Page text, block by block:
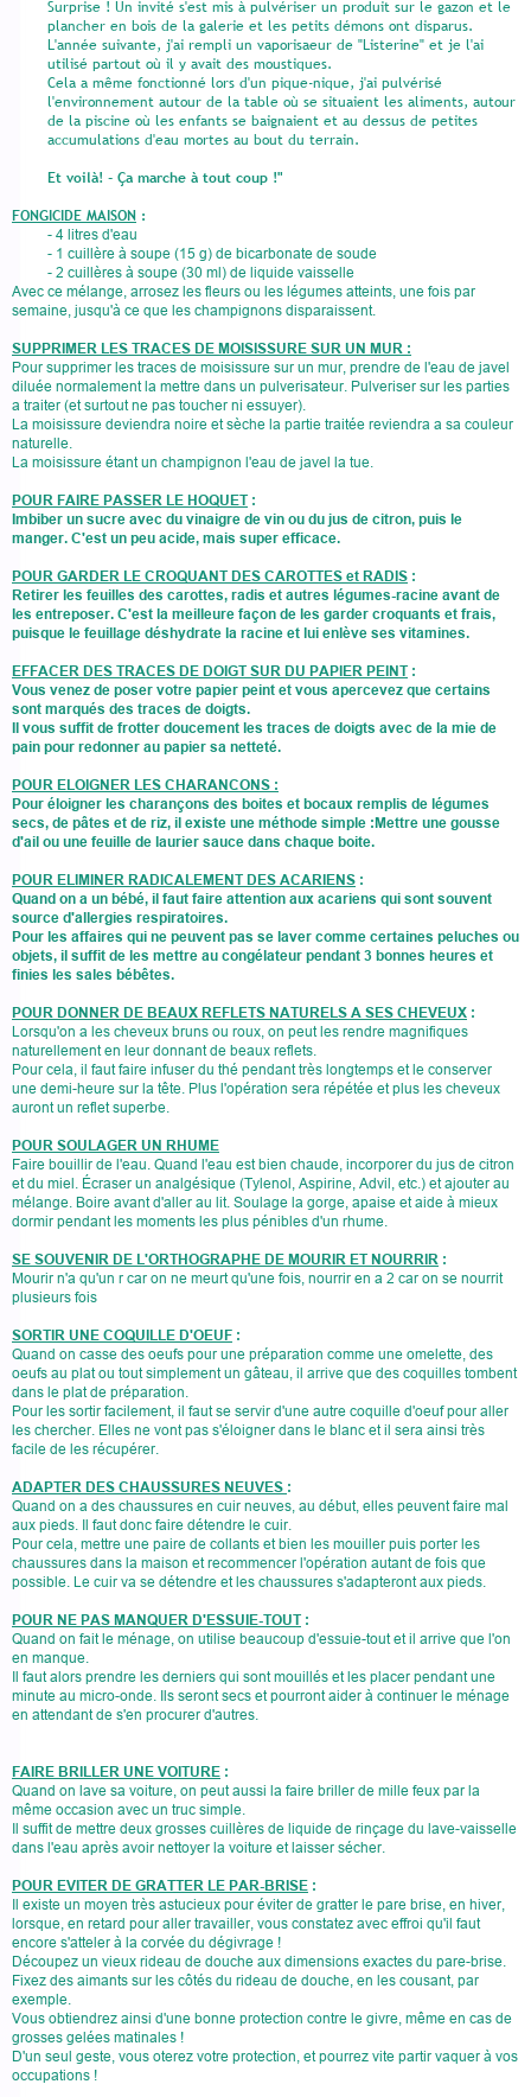
Surprise ! Un invité s'est mis à pulvériser un produit sur le gazon et le
plancher en bois de la galerie et les petits démons ont disparus.
L'année suivante, j'ai rempli un vaporisaeur de "Listerine" et je l'ai
utilisé partout où il y avait des moustiques.
Cela a même fonctionné lors d'un pique-nique, j'ai pulvérisé
l'environnement autour de la table où se situaient les aliments, autour
de la piscine où les enfants se baignaient et au dessus de petites
accumulations d'eau mortes au bout du terrain.
Et voilà! - Ça marche à tout coup !"
FONGICIDE MAISON :
- 4 litres d'eau
- 1 cuillère à soupe (15 g) de bicarbonate de soude
- 2 cuillères à soupe (30 ml) de liquide vaisselle
Avec ce mélange, arrosez les fleurs ou les légumes atteints, une fois par
semaine, jusqu'à ce que les champignons disparaissent.
SUPPRIMER LES TRACES DE MOISISSURE SUR UN MUR :
Pour supprimer les traces de moisissure sur un mur, prendre de l'eau de javel
diluée normalement la mettre dans un pulverisateur. Pulveriser sur les parties
a traiter (et surtout ne pas toucher ni essuyer).
La moisissure deviendra noire et sèche la partie traitée reviendra a sa couleur
naturelle.
La moisissure étant un champignon l'eau de javel la tue.
POUR FAIRE PASSER LE HOQUET :
Imbiber un sucre avec du vinaigre de vin ou du jus de citron, puis le
manger. C'est un peu acide, mais super efficace.
POUR GARDER LE CROQUANT DES CAROTTES et RADIS :
Retirer les feuilles des carottes, radis et autres légumes-racine avant de
les entreposer. C'est la meilleure façon de les garder croquants et frais,
puisque le feuillage déshydrate la racine et lui enlève ses vitamines.
EFFACER DES TRACES DE DOIGT SUR DU PAPIER PEINT :
Vous venez de poser votre papier peint et vous apercevez que certains
sont marqués des traces de doigts.
Il vous suffit de frotter doucement les traces de doigts avec de la mie de
pain pour redonner au papier sa netteté.
POUR ELOIGNER LES CHARANCONS :
Pour éloigner les charançons des boites et bocaux remplis de légumes
secs, de pâtes et de riz, il existe une méthode simple :Mettre une gousse
d'ail ou une feuille de laurier sauce dans chaque boite.
POUR ELIMINER RADICALEMENT DES ACARIENS :
Quand on a un bébé, il faut faire attention aux acariens qui sont souvent
source d'allergies respiratoires.
Pour les affaires qui ne peuvent pas se laver comme certaines peluches ou
objets, il suffit de les mettre au congélateur pendant 3 bonnes heures et
finies les sales bébêtes.
POUR DONNER DE BEAUX REFLETS NATURELS A SES CHEVEUX :
Lorsqu'on a les cheveux bruns ou roux, on peut les rendre magnifiques
naturellement en leur donnant de beaux reflets.
Pour cela, il faut faire infuser du thé pendant très longtemps et le conserver
une demi-heure sur la tête. Plus l'opération sera répétée et plus les cheveux
auront un reflet superbe.
POUR SOULAGER UN RHUME
Faire bouillir de l'eau. Quand l'eau est bien chaude, incorporer du jus de citron
et du miel. Écraser un analgésique (Tylenol, Aspirine, Advil, etc.) et ajouter au
mélange. Boire avant d'aller au lit. Soulage la gorge, apaise et aide à mieux
dormir pendant les moments les plus pénibles d'un rhume.
SE SOUVENIR DE L'ORTHOGRAPHE DE MOURIR ET NOURRIR :
Mourir n'a qu'un r car on ne meurt qu'une fois, nourrir en a 2 car on se nourrit
plusieurs fois
SORTIR UNE COQUILLE D'OEUF :
Quand on casse des oeufs pour une préparation comme une omelette, des
oeufs au plat ou tout simplement un gâteau, il arrive que des coquilles tombent
dans le plat de préparation.
Pour les sortir facilement, il faut se servir d'une autre coquille d'oeuf pour aller
les chercher. Elles ne vont pas s'éloigner dans le blanc et il sera ainsi très
facile de les récupérer.
ADAPTER DES CHAUSSURES NEUVES :
Quand on a des chaussures en cuir neuves, au début, elles peuvent faire mal
aux pieds. Il faut donc faire détendre le cuir.
Pour cela, mettre une paire de collants et bien les mouiller puis porter les
chaussures dans la maison et recommencer l'opération autant de fois que
possible. Le cuir va se détendre et les chaussures s'adapteront aux pieds.
POUR NE PAS MANQUER D'ESSUIE-TOUT :
Quand on fait le ménage, on utilise beaucoup d'essuie-tout et il arrive que l'on
en manque.
Il faut alors prendre les derniers qui sont mouillés et les placer pendant une
minute au micro-onde. Ils seront secs et pourront aider à continuer le ménage
en attendant de s'en procurer d'autres.
FAIRE BRILLER UNE VOITURE :
Quand on lave sa voiture, on peut aussi la faire briller de mille feux par la
même occasion avec un truc simple.
Il suffit de mettre deux grosses cuillères de liquide de rinçage du lave-vaisselle
dans l'eau après avoir nettoyer la voiture et laisser sécher.
POUR EVITER DE GRATTER LE PAR-BRISE :
Il existe un moyen très astucieux pour éviter de gratter le pare brise, en hiver,
lorsque, en retard pour aller travailler, vous constatez avec effroi qu'il faut
encore s'atteler à la corvée du dégivrage !
Découpez un vieux rideau de douche aux dimensions exactes du pare-brise.
Fixez des aimants sur les côtés du rideau de douche, en les cousant, par
exemple.
Vous obtiendrez ainsi d'une bonne protection contre le givre, même en cas de
grosses gelées matinales !
D'un seul geste, vous oterez votre protection, et pourrez vite partir vaquer à vos
occupations !